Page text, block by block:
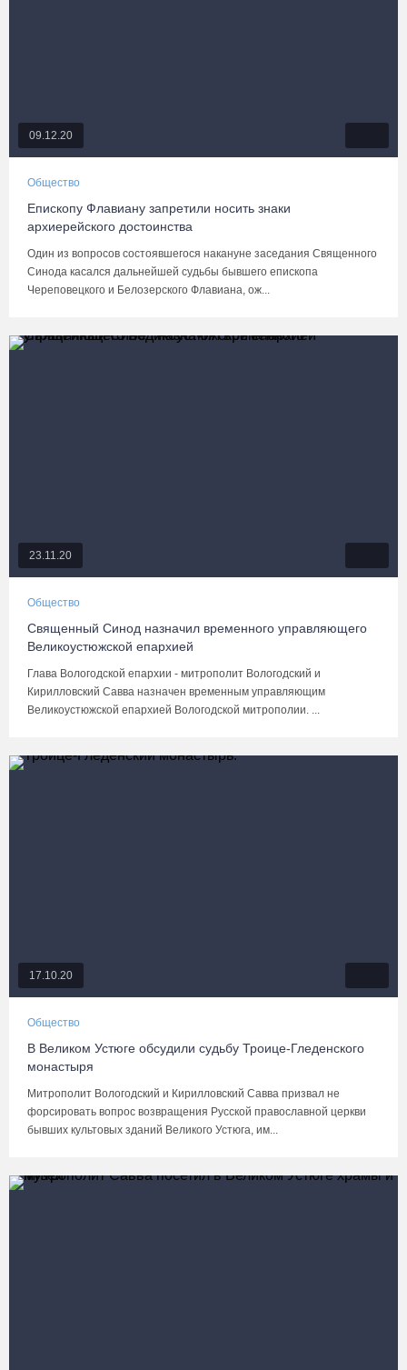
09.12.20
Общество
Епископу Флавиану запретили носить знаки
архиерейского достоинства
Один из вопросов состоявшегося накануне заседания Священного
Синода касался дальнейшей судьбы бывшего епископа
Череповецкого и Белозерского Флавиана, ож...
23.11.20
Общество
Священный Синод назначил временного управляющего
Великоустюжской епархией
Глава Вологодской епархии - митрополит Вологодский и
Кирилловский Савва назначен временным управляющим
Великоустюжской епархией Вологодской митрополии. ...
17.10.20
Общество
В Великом Устюге обсудили судьбу Троице-Гледенского
монастыря
Митрополит Вологодский и Кирилловский Савва призвал не
форсировать вопрос возвращения Русской православной церкви
бывших культовых зданий Великого Устюга, им...